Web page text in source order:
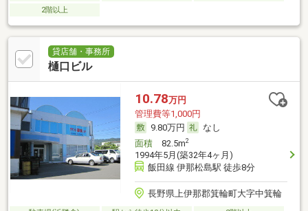
2階以上
貸店舗・事務所
樋口ビル
10.78万円
管理費等1,000円
9.80万円
なし
面積82.5m2
1994年5月(築32年4ヶ月)
飯田線 伊那松島駅 徒歩8分
長野県上伊那郡箕輪町大字中箕輪